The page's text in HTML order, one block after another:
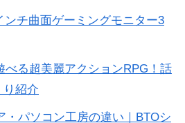
ンチ曲面ゲーミングモニター3
べる超美麗アクションRPG！話
り紹介
・パソコン工房の違い｜BTOシ